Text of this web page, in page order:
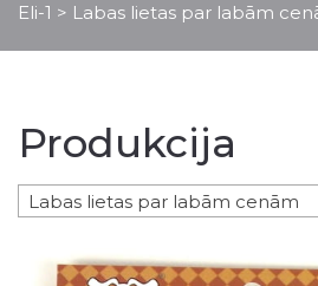
Eli-1 > Labas lietas par labām
Produkcija
Labas lietas par labām cenām